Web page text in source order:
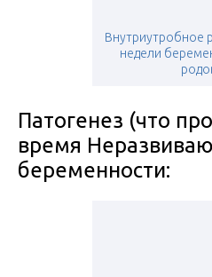
Внутриутробное
недели
Патогенез (что
время
беременности: